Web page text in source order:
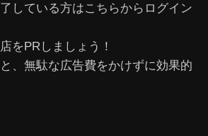
している⽅はこちらからログイン
をPRしましょう！
、無駄な広告費をかけずに効果的